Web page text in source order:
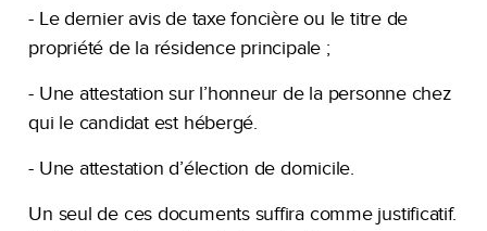
- Le dernier avis de taxe foncière ou le titre de
propriété de la résidence principale ;
- Une attestation sur l’honneur de la personne chez
qui le candidat est hébergé.
- Une attestation d’élection de domicile.
Un seul de ces documents suffira comme justificatif.